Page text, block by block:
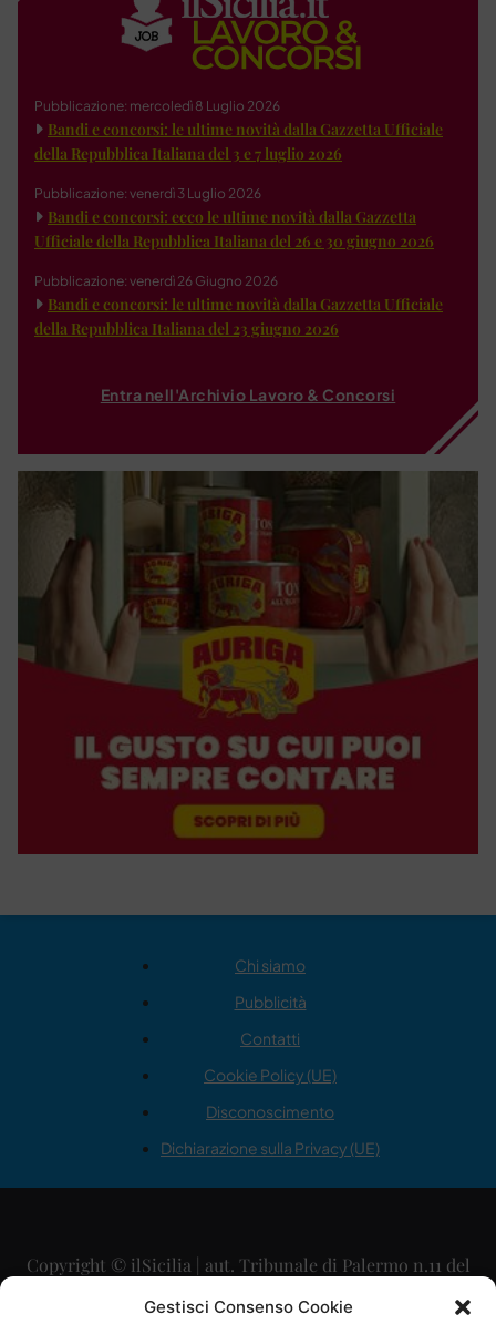
Gestisci Consenso Cookie
Pubblicazione: mercoledì 8 Luglio 2026
Bandi e concorsi: le ultime novità dalla Gazzetta Ufficiale
della Repubblica Italiana del 3 e 7 luglio 2026
Pubblicazione: venerdì 3 Luglio 2026
Bandi e concorsi: ecco le ultime novità dalla Gazzetta
Ufficiale della Repubblica Italiana del 26 e 30 giugno 2026
Pubblicazione: venerdì 26 Giugno 2026
Bandi e concorsi: le ultime novità dalla Gazzetta Ufficiale
della Repubblica Italiana del 23 giugno 2026
Entra nell'Archivio Lavoro & Concorsi
Chi siamo
Pubblicità
Contatti
Cookie Policy (UE)
Disconoscimento
Dichiarazione sulla Privacy (UE)
Copyright © ilSicilia | aut. Tribunale di Palermo n.11 del
29/09/2015